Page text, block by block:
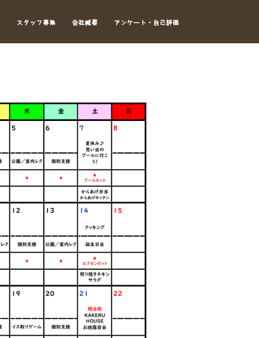
スタッフ募集 会社概要 アンケート・自己評価